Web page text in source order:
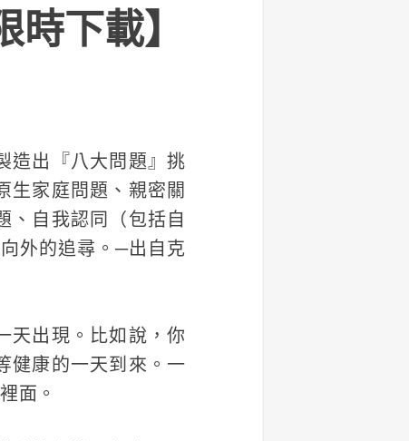
下載】
造出『八大問題』挑
生家庭問題、親密關
、自我認同（包括自
外的追尋。─出自克
天出現。比如說，你
健康的一天到來。一
面。